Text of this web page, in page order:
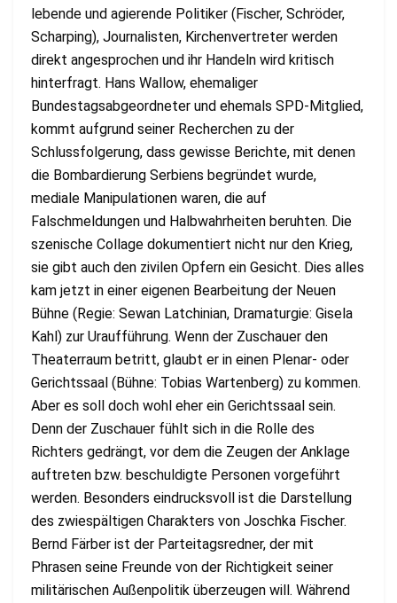
lebende und agierende Politiker (Fischer, Schröder,
Scharping), Journalisten, Kirchenvertreter werden
direkt angesprochen und ihr Handeln wird kritisch
hinterfragt. Hans Wallow, ehemaliger
Bundestagsabgeordneter und ehemals SPD-Mitglied,
kommt aufgrund seiner Recherchen zu der
Schlussfolgerung, dass gewisse Berichte, mit denen
die Bombardierung Serbiens begründet wurde,
mediale Manipulationen waren, die auf
Falschmeldungen und Halbwahrheiten beruhten. Die
szenische Collage dokumentiert nicht nur den Krieg,
sie gibt auch den zivilen Opfern ein Gesicht. Dies alles
kam jetzt in einer eigenen Bearbeitung der Neuen
Bühne (Regie: Sewan Latchinian, Dramaturgie: Gisela
Kahl) zur Uraufführung. Wenn der Zuschauer den
Theaterraum betritt, glaubt er in einen Plenar- oder
Gerichtssaal (Bühne: Tobias Wartenberg) zu kommen.
Aber es soll doch wohl eher ein Gerichtssaal sein.
Denn der Zuschauer fühlt sich in die Rolle des
Richters gedrängt, vor dem die Zeugen der Anklage
auftreten bzw. beschuldigte Personen vorgeführt
werden. Besonders eindrucksvoll ist die Darstellung
des zwiespältigen Charakters von Joschka Fischer.
Bernd Färber ist der Parteitagsredner, der mit
Phrasen seine Freunde von der Richtigkeit seiner
militärischen Außenpolitik überzeugen will. Während